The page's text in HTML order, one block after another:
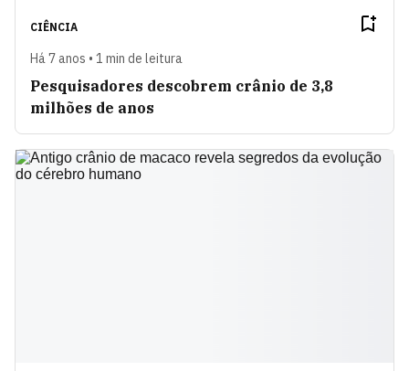
CIÊNCIA
Há 7 anos • 1 min de leitura
Pesquisadores descobrem crânio de 3,8
milhões de anos